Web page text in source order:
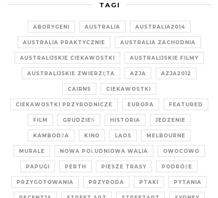
TAGI
ABORYGENI AUSTRALIA AUSTRALIA2014
AUSTRALIA PRAKTYCZNIE AUSTRALIA ZACHODNIA
AUSTRALIJSKIE CIEKAWOSTKI AUSTRALIJSKIE FILMY
AUSTRALIJSKIE ZWIERZĘTA AZJA AZJA2012
CAIRNS CIEKAWOSTKI
CIEKAWOSTKI PRZYRODNICZE EUROPA FEATURED
FILM GRUDZIEŃ HISTORIA JEDZENIE
KAMBODŻA KINO LAOS MELBOURNE
MURALE NOWA POŁUDNIOWA WALIA OWOCOWO
PAPUGI PERTH PIESZE TRASY PODRÓŻE
PRZYGOTOWANIA PRZYRODA PTAKI PYTANIA